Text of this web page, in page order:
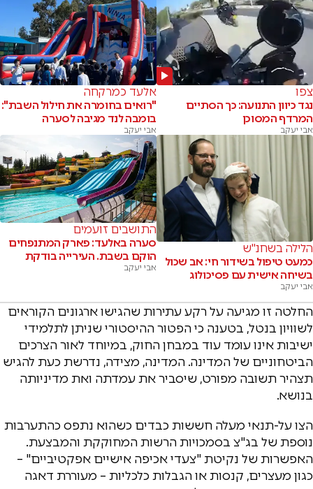
צפו
נגד כיוון התנועה: כך הסתיים
המרדף המסוכן
אבי יעקב
אלעד כמרקחה
"רואים בחומרה את חילול השבת":
בומבה לנד מגיבה לסערה
אבי יעקב
הלילה בשחנ"ש
כמעט טיפול בשידור חי: אב שכול
בשיחה אישית עם פסיכולוג
אבי יעקב
התושבים זועמים
סערה באלעד: פארק המתנפחים
הוקם בשבת. העירייה בודקת
אבי יעקב
החלטה זו מגיעה על רקע עתירות שהגישו ארגונים הקוראים
לשוויון בנטל, בטענה כי הפטור ההיסטורי שניתן לתלמידי
ישיבות אינו עומד עוד במבחן החוק, במיוחד לאור הצרכים
הביטחוניים של המדינה. המדינה, מצידה, נדרשת כעת להגיש
תצהיר תשובה מפורט, שיסביר את עמדתה ואת מדיניותה
בנושא.
הצו על-תנאי מעלה חששות כבדים כשהוא נתפס כהתערבות
נוספת של בג"צ בסמכויות הרשות המחוקקת והמבצעת.
האפשרות של נקיטת "צעדי אכיפה אישיים אפקטיביים" –
כגון מעצרים, קנסות או הגבלות כלכליות – מעוררת דאגה